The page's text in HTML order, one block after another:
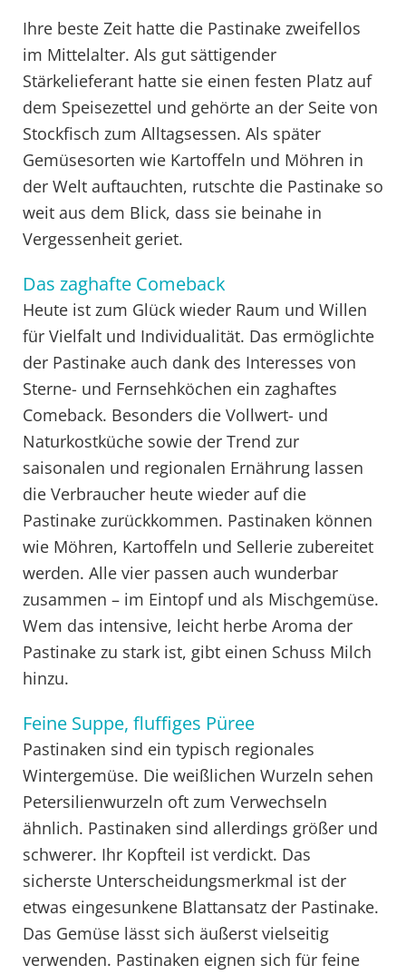
Ihre beste Zeit hatte die Pastinake zweifellos
im Mittelalter. Als gut sättigender
Stärkelieferant hatte sie einen festen Platz auf
dem Speisezettel und gehörte an der Seite von
Stockfisch zum Alltagsessen. Als später
Gemüsesorten wie Kartoffeln und Möhren in
der Welt auftauchten, rutschte die Pastinake so
weit aus dem Blick, dass sie beinahe in
Vergessenheit geriet.
Das zaghafte Comeback
Heute ist zum Glück wieder Raum und Willen
für Vielfalt und Individualität. Das ermöglichte
der Pastinake auch dank des Interesses von
Sterne- und Fernsehköchen ein zaghaftes
Comeback. Besonders die Vollwert- und
Naturkostküche sowie der Trend zur
saisonalen und regionalen Ernährung lassen
die Verbraucher heute wieder auf die
Pastinake zurückkommen. Pastinaken können
wie Möhren, Kartoffeln und Sellerie zubereitet
werden. Alle vier passen auch wunderbar
zusammen – im Eintopf und als Mischgemüse.
Wem das intensive, leicht herbe Aroma der
Pastinake zu stark ist, gibt einen Schuss Milch
hinzu.
Feine Suppe, fluffiges Püree
Pastinaken sind ein typisch regionales
Wintergemüse. Die weißlichen Wurzeln sehen
Petersilienwurzeln oft zum Verwechseln
ähnlich. Pastinaken sind allerdings größer und
schwerer. Ihr Kopfteil ist verdickt. Das
sicherste Unterscheidungsmerkmal ist der
etwas eingesunkene Blattansatz der Pastinake.
Das Gemüse lässt sich äußerst vielseitig
verwenden. Pastinaken eignen sich für feine